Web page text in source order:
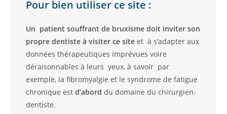
Pour bien utiliser ce site :
Un patient souffrant de bruxisme doit inviter son
propre dentiste à visiter ce site et à s’adapter aux
données thérapeutiques imprévues voire
déraisonnables à leurs yeux, à savoir par
exemple, la fibromyalgie et le syndrome de fatigue
chronique estd’aborddu domaine du chirurgien-
dentiste.